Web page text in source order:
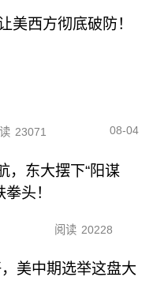
美西方彻底破防！
23071 08-04
，东大摆下“阳谋
头！
阅读 20228
美中期选举这盘大